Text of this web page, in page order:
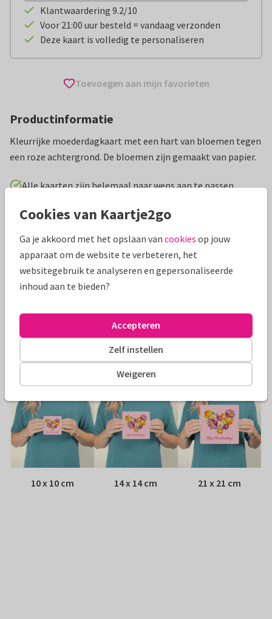
Klantwaardering 9.2/10
Voor 21:00 uur besteld = vandaag verzonden
Deze kaart is volledig te personaliseren
Toevoegen aan mijn favorieten
Productinformatie
Kleurrijke moederdagkaart met een hart van bloemen tegen
een roze achtergrond. De bloemen zijn gemaakt van papier.
Alle kaarten zijn helemaal naar wens aan te passen
Moederdag kaarten Lonneke Leever
Specificaties bij deze kaart
Papiersoort: Kies uit 6 luxe papiersoorten
Envelop: Witte vensterenvelop
Adres: Achterop de kaart
Formaten
10 x 10 cm 14 x 14 cm 21 x 21 cm
Cookies van Kaartje2go
Ga je akkoord met het opslaan van cookies op jouw
apparaat om de website te verbeteren, het
websitegebruik te analyseren en gepersonaliseerde
inhoud aan te bieden?
Weigeren
Zelf instellen
Accepteren